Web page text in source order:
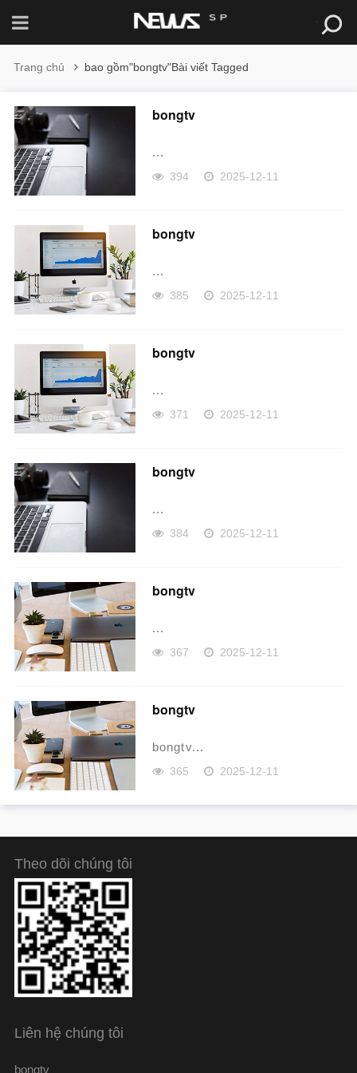
Trang chủ bao gồm"bongtv"Bài viết Tagged
bongtv
...
394 2025-12-11
bongtv
...
385 2025-12-11
bongtv
...
371 2025-12-11
bongtv
...
384 2025-12-11
bongtv
...
367 2025-12-11
bongtv
bongtv...
365 2025-12-11
Theo dõi chúng tôi
Liên hệ chúng tôi
bongtv